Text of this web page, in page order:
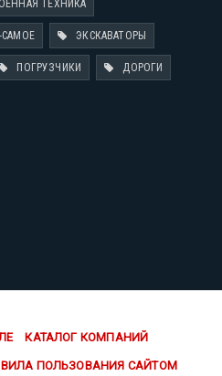
ТЕХНИКА
САМОЕ ЭКСКАВАТОРЫ
ПОГРУЗЧИКИ ДОРОГИ
КАТАЛОГ КОМПАНИЙ
ПОЛЬЗОВАНИЯ САЙТОМ